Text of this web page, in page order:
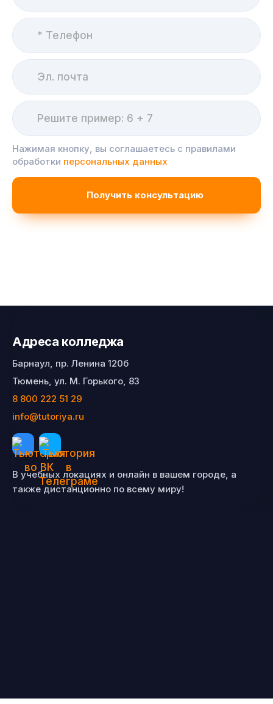
Адреса колледжа
Барнаул, пр. Ленина 120б
Тюмень, ул. М. Горького, 83
8 800 222 51 29
info@tutoriya.ru
В учебных локациях и онлайн в вашем городе, а
также дистанционно по всему миру!
Нажимая кнопку, вы соглашаетесь с правилами
обработки персональных данных